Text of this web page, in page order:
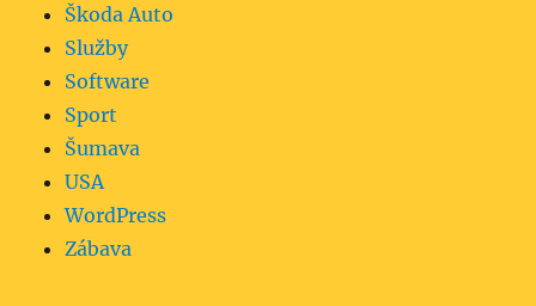
Škoda Auto
Služby
Software
Sport
Šumava
USA
WordPress
Zábava